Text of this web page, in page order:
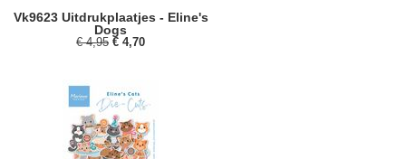
Vk9623 Uitdrukplaatjes - Eline's
Dogs
€ 4,95 € 4,70